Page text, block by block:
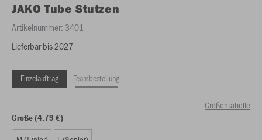
JAKO Tube Stutzen
Artikelnummer:3401
Lieferbar bis 2027
Einzelauftrag Teambestellung
Größentabelle
Größe (4,79 €)